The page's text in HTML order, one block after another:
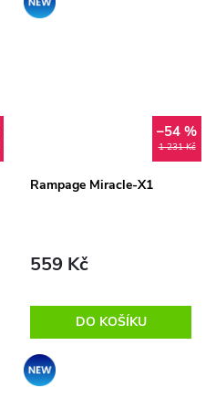
1 231 Kč
–54 %
Rampage Miracle-X1
559 Kč
DO KOŠÍKU
Akce